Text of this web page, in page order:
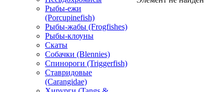
Рыбы-ежи
(Porcupinefish)
Рыбы-жабы (Frogfishes)
Рыбы-клоуны
Скаты
Собачки (Blennies)
Спинороги (Triggerfish)
Ставридовые
(Carangidae)